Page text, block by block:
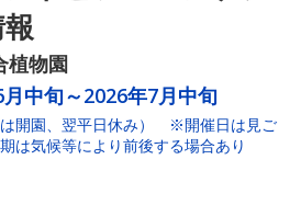
物園
中旬～2026年7月中旬
は開園、翌平日休み） ※開催日は見ご
は気候等により前後する場合あり